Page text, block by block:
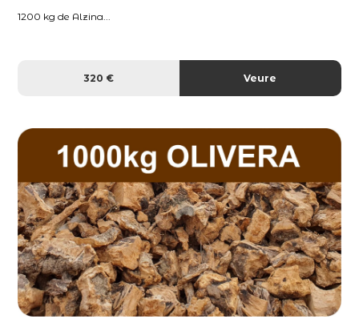
1200 kg de Alzina...
320 € Veure